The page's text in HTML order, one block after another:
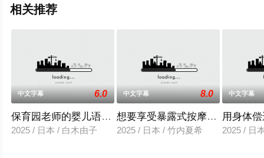
相关推荐
中文字幕 6.0
保育园老师的婴儿语让人超兴奋
2025 / 日本 / 白木由子
中文字幕 8.0
想要享受暴露式按摩的已婚女子
2025 / 日本 / 竹内夏希
中文字幕
用身体
2025 / 日